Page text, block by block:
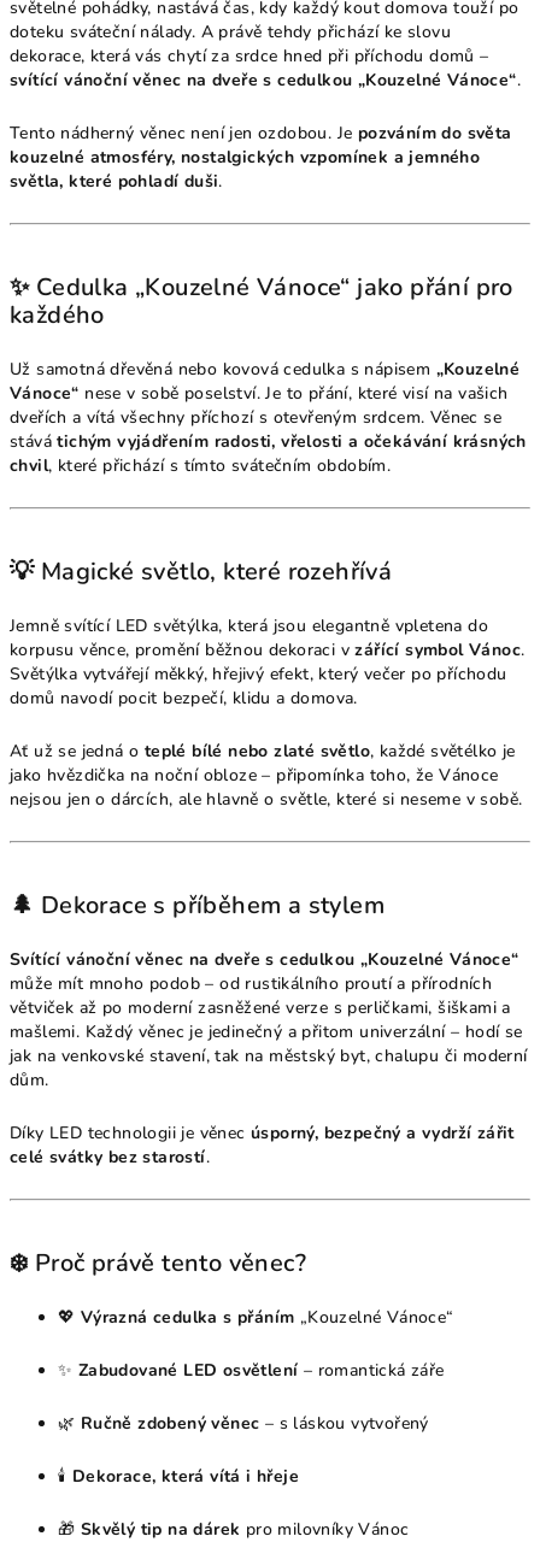
světelné pohádky, nastává čas, kdy každý kout domova touží po
doteku sváteční nálady. A právě tehdy přichází ke slovu
dekorace, která vás chytí za srdce hned při příchodu domů –
svítící vánoční věnec na dveře s cedulkou „Kouzelné Vánoce“.
Tento nádherný věnec není jen ozdobou. Je pozváním do světa
kouzelné atmosféry, nostalgických vzpomínek a jemného
světla, které pohladí duši.
✨ Cedulka „Kouzelné Vánoce“ jako přání pro
každého
Už samotná dřevěná nebo kovová cedulka s nápisem „Kouzelné
Vánoce“ nese v sobě poselství. Je to přání, které visí na vašich
dveřích a vítá všechny příchozí s otevřeným srdcem. Věnec se
stávátichým vyjádřením radosti, vřelosti a očekávání krásných
chvil, které přichází s tímto svátečním obdobím.
💡 Magické světlo, které rozehřívá
Jemně svítící LED světýlka, která jsou elegantně vpletena do
korpusu věnce, promění běžnou dekoraci vzářící symbol Vánoc.
Světýlka vytvářejí měkký, hřejivý efekt, který večer po příchodu
domů navodí pocit bezpečí, klidu a domova.
Ať už se jedná o teplé bílé nebo zlaté světlo, každé světélko je
jako hvězdička na noční obloze – připomínka toho, že Vánoce
nejsou jen o dárcích, ale hlavně o světle, které si neseme v sobě.
🌲 Dekorace s příběhem a stylem
Svítící vánoční věnec na dveře s cedulkou „Kouzelné Vánoce“
může mít mnoho podob – od rustikálního proutí a přírodních
větviček až po moderní zasněžené verze s perličkami, šiškami a
mašlemi. Každý věnec je jedinečný a přitom univerzální – hodí se
jak na venkovské stavení, tak na městský byt, chalupu či moderní
dům.
Díky LED technologii je věnec úsporný, bezpečný a vydrží zářit
celé svátky bez starostí.
❄️ Proč právě tento věnec?
💖 Výrazná cedulka s přáním „Kouzelné Vánoce“
✨ Zabudované LED osvětlení – romantická záře
🌿 Ručně zdobený věnec – s láskou vytvořený
🕯 Dekorace, která vítá i hřeje
🎁 Skvělý tip na dárek pro milovníky Vánoc